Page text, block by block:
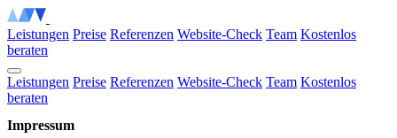
Leistungen Preise Referenzen Website-Check Team Kostenlos
beraten
Leistungen Preise Referenzen Website-Check Team Kostenlos
beraten
Impressum